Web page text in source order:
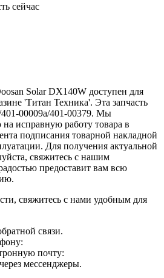
сейчас
Solar DX140W доступен для
'Титан Техника'. Эта запчасть
401-00009а/401-00379. Мы
исправную работу товара в
подписания товарной накладной
Для получения актуальной
свяжитесь с нашим
предоставит вам всю
свяжитесь с нами удобным для
связи.
почту:
мессенджеры.